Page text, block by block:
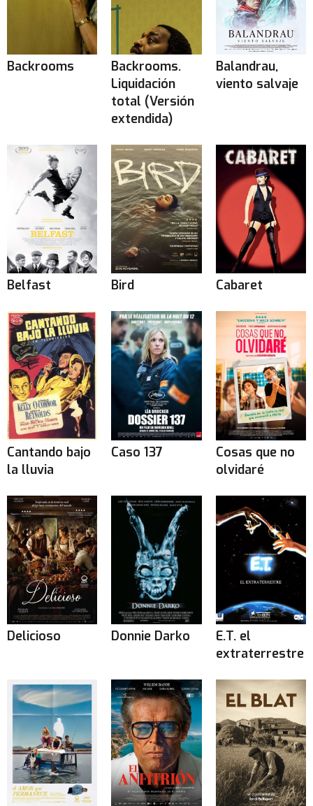
Backrooms
Backrooms.
Liquidación
total (Versión
extendida)
Balandrau,
viento salvaje
Belfast Bird Cabaret
Cantando bajo
la lluvia
Caso 137
Cosas que no
olvidaré
Delicioso Donnie Darko
E.T. el
extraterrestre